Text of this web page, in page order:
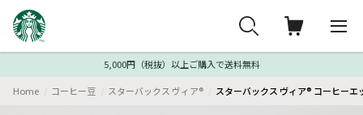
5,000円（税抜）以上ご購入で送料無料
Home コーヒー豆 スターバックス ヴィア® スターバックス ヴィア® コーヒー